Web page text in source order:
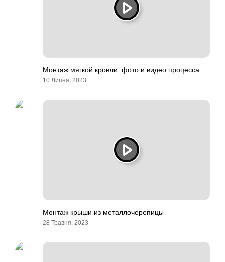
Монтаж мягкой кровли: фото и видео процесса
10 Липня, 2023
Монтаж крыши из металлочерепицы
28 Травня, 2023